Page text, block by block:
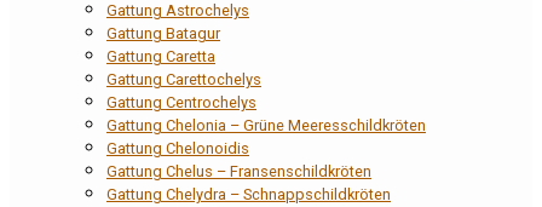
Gattung Astrochelys
Gattung Batagur
Gattung Caretta
Gattung Carettochelys
Gattung Centrochelys
Gattung Chelonia – Grüne Meeresschildkröten
Gattung Chelonoidis
Gattung Chelus – Fransenschildkröten
Gattung Chelydra – Schnappschildkröten